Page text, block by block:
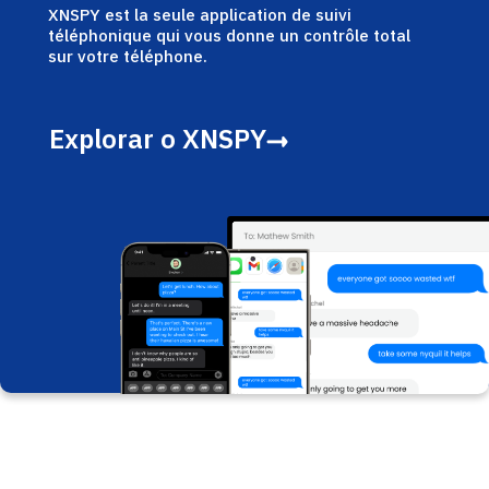
XNSPY est la seule application de suivi
téléphonique qui vous donne un contrôle total
sur votre téléphone.
Explorar o XNSPY